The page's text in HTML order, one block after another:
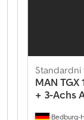
Bedburg-
Standardni
MAN TGX
+ 3-Achs